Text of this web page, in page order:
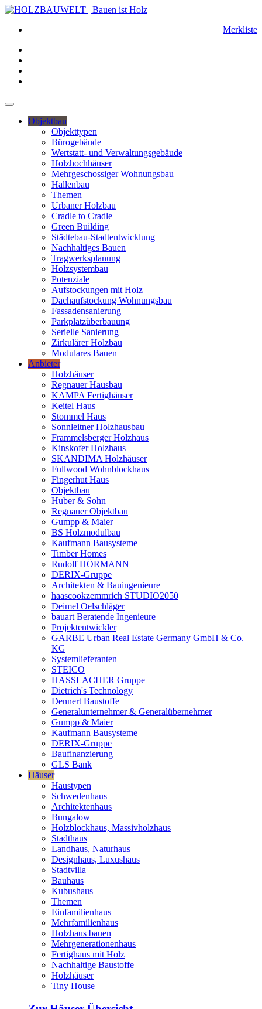
Merkliste
Objektbau
Objekttypen
Bürogebäude
Wertstatt- und Verwaltungsgebäude
Holzhochhäuser
Mehrgeschossiger Wohnungsbau
Hallenbau
Themen
Urbaner Holzbau
Cradle to Cradle
Green Building
Städtebau-Stadtentwicklung
Nachhaltiges Bauen
Tragwerksplanung
Holzsystembau
Potenziale
Aufstockungen mit Holz
Dachaufstockung Wohnungsbau
Fassadensanierung
Parkplatzüberbauung
Serielle Sanierung
Zirkulärer Holzbau
Modulares Bauen
Anbieter
Holzhäuser
Regnauer Hausbau
KAMPA Fertighäuser
Keitel Haus
Stommel Haus
Sonnleitner Holzhausbau
Frammelsberger Holzhaus
Kinskofer Holzhaus
SKANDIMA Holzhäuser
Fullwood Wohnblockhaus
Fingerhut Haus
Objektbau
Huber & Sohn
Regnauer Objektbau
Gumpp & Maier
BS Holzmodulbau
Kaufmann Bausysteme
Timber Homes
Rudolf HÖRMANN
DERIX-Gruppe
Architekten & Bauingenieure
haascookzemmrich STUDIO2050
Deimel Oelschläger
bauart Beratende Ingenieure
Projektentwickler
GARBE Urban Real Estate Germany GmbH & Co.
KG
Systemlieferanten
STEICO
HASSLACHER Gruppe
Dietrich's Technology
Dennert Baustoffe
Generalunternehmer & Generalübernehmer
Gumpp & Maier
Kaufmann Bausysteme
DERIX-Gruppe
Baufinanzierung
GLS Bank
Häuser
Haustypen
Schwedenhaus
Architektenhaus
Bungalow
Holzblockhaus, Massivholzhaus
Stadthaus
Landhaus, Naturhaus
Designhaus, Luxushaus
Stadtvilla
Bauhaus
Kubushaus
Themen
Einfamilienhaus
Mehrfamilienhaus
Holzhaus bauen
Mehrgenerationenhaus
Fertighaus mit Holz
Nachhaltige Baustoffe
Holzhäuser
Tiny House